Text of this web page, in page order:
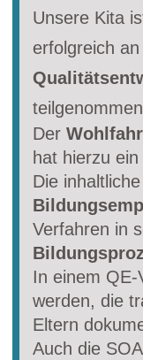
Unsere Kita
erfolgreich
Der
hat hierzu
Die
Verfahren in
In einem
werden, die
Eltern
Auch die